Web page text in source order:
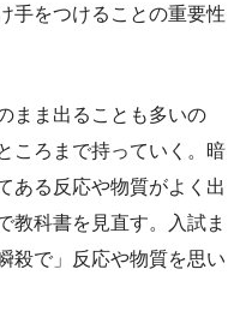
手をつけることの重要性
まま出ることも多いの
ころまで持っていく。暗
ある反応や物質がよく出
教科書を見直す。入試ま
殺で」反応や物質を思い